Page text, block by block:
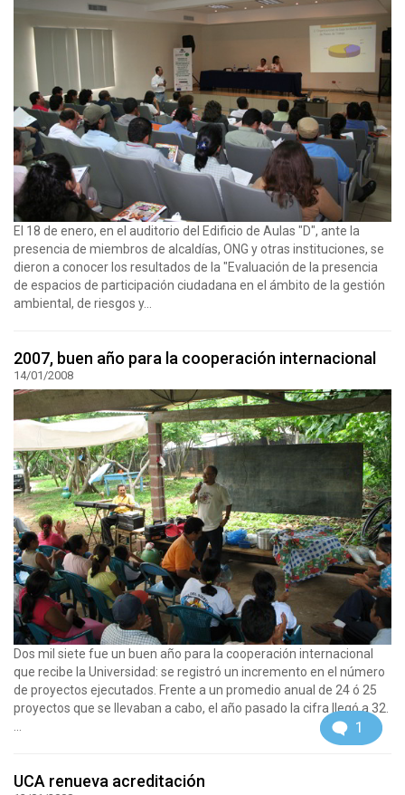
El 18 de enero, en el auditorio del Edificio de Aulas "D", ante la
presencia de miembros de alcaldías, ONG y otras instituciones, se
dieron a conocer los resultados de la "Evaluación de la presencia
de espacios de participación ciudadana en el ámbito de la gestión
ambiental, de riesgos y...
2007, buen año para la cooperación internacional
14/01/2008
Dos mil siete fue un buen año para la cooperación internacional
que recibe la Universidad: se registró un incremento en el número
de proyectos ejecutados. Frente a un promedio anual de 24 ó 25
proyectos que se llevaban a cabo, el año pasado la cifra llegó a 32.
1
UCA renueva acreditación